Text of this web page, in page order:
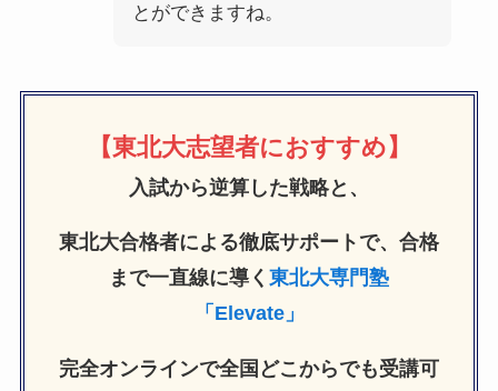
とができますね。
【東北大志望者におすすめ】
入試から逆算した戦略と、
東北大合格者による徹底サポートで、合格
まで一直線に導く 東北大専門塾
「Elevate」
完全オンラインで全国どこからでも受講可